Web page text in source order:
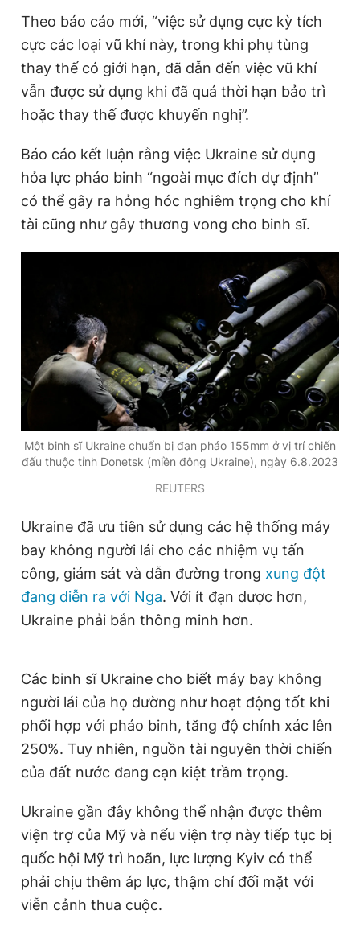
Theo báo cáo mới, “việc sử dụng cực kỳ tích
cực các loại vũ khí này, trong khi phụ tùng
thay thế có giới hạn, đã dẫn đến việc vũ khí
vẫn được sử dụng khi đã quá thời hạn bảo trì
hoặc thay thế được khuyến nghị”.
Báo cáo kết luận rằng việc Ukraine sử dụng
hỏa lực pháo binh “ngoài mục đích dự định”
có thể gây ra hỏng hóc nghiêm trọng cho khí
tài cũng như gây thương vong cho binh sĩ.
Một binh sĩ Ukraine chuẩn bị đạn pháo 155mm ở vị trí chiến
đấu thuộc tỉnh Donetsk (miền đông Ukraine), ngày 6.8.2023
REUTERS
Ukraine đã ưu tiên sử dụng các hệ thống máy
bay không người lái cho các nhiệm vụ tấn
công, giám sát và dẫn đường trong xung đột
đang diễn ra với Nga. Với ít đạn dược hơn,
Ukraine phải bắn thông minh hơn.
Các binh sĩ Ukraine cho biết máy bay không
người lái của họ dường như hoạt động tốt khi
phối hợp với pháo binh, tăng độ chính xác lên
250%. Tuy nhiên, nguồn tài nguyên thời chiến
của đất nước đang cạn kiệt trầm trọng.
Ukraine gần đây không thể nhận được thêm
viện trợ của Mỹ và nếu viện trợ này tiếp tục bị
quốc hội Mỹ trì hoãn, lực lượng Kyiv có thể
phải chịu thêm áp lực, thậm chí đối mặt với
viễn cảnh thua cuộc.